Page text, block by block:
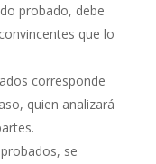
probado, debe
que lo
corresponde
quien analizará
se